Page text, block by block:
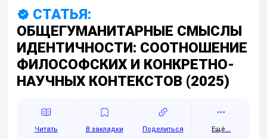
СТАТЬЯ:
ОБЩЕГУМАНИТАРНЫЕ СМЫСЛЫ
ИДЕНТИЧНОСТИ: СООТНОШЕНИЕ
ФИЛОСОФСКИХ И КОНКРЕТНО-
НАУЧНЫХ КОНТЕКСТОВ (2025)
Читать Поделиться Ещё...